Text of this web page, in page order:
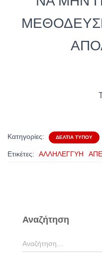
Κατηγορίες: ΔΕΛΤΊΑ ΤΎΠΟΥ
Ετικέτες: ΑΛΛΗΛΕΓΓΥΗ
Αναζήτηση
Α
ν
Αναζήτηση…